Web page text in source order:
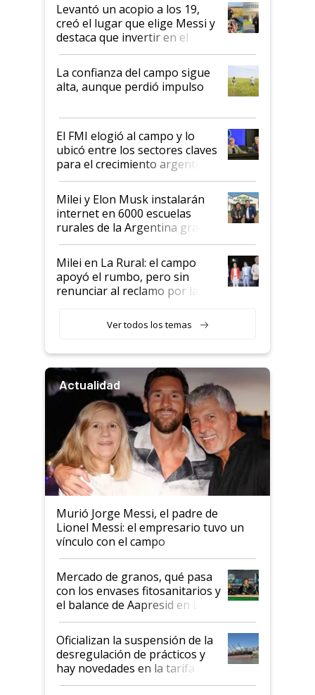
Levantó un acopio a los 19,
creó el lugar que elige Messi y
destaca que invertir en el
kirchnerismo era como "darle
plata a un hijo para droga":
Juan Félix Rossetti, el libertario
que de una dura crisis salió
de Milei
La confianza del campo sigue
alta, aunque perdió impulso
El FMI elogió al campo y lo
ubicó entre los sectores claves
para el crecimiento argentino
Milei y Elon Musk instalarán
internet en 6000 escuelas
rurales de la Argentina gracias
a un acuerdo con Starlink
Milei en La Rural: el campo
apoyó el rumbo, pero sin
renunciar al reclamo por las
Ver todos los temas
Actualidad
Murió Jorge Messi, el padre de
Lionel Messi: el empresario tuvo un
vínculo con el campo
Mercado de granos, qué pasa
con los envases fitosanitarios y
el balance de Aapresid en La
Posta
Oficializan la suspensión de la
desregulación de prácticos y
hay novedades en la tarifa de
la hidrovía